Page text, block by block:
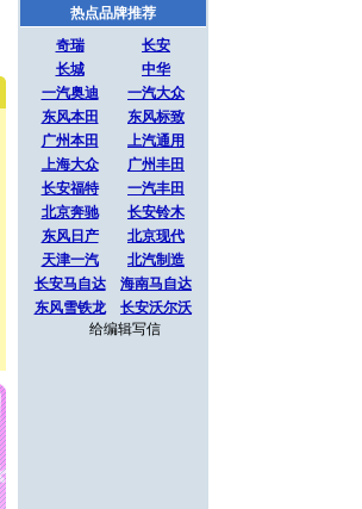
热点品牌推荐
奇瑞
长安
长城
中华
一汽奥迪
一汽大众
东风本田
东风标致
广州本田
上汽通用
上海大众
广州丰田
长安福特
一汽丰田
北京奔驰
长安铃木
东风日产
北京现代
天津一汽
北汽制造
长安马自达
海南马自达
东风雪铁龙
长安沃尔沃
给编辑写信